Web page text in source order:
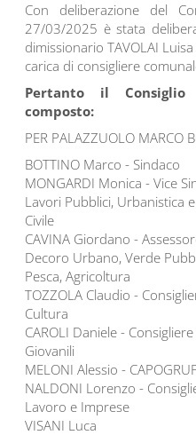
Con deliberazione del
27/03/2025 è stata
dimissionario TAVOLAI
carica di consigliere
Pertanto il
composto:
PER PALAZZUOLO MARCO
BOTTINO Marco - Sindaco
MONGARDI Monica - Vice
Lavori Pubblici, Urbanistica
Civile
CAVINA Giordano -
Decoro Urbano, Verde
Pesca, Agricoltura
TOZZOLA Claudio -
Cultura
CAROLI Daniele -
Giovanili
MELONI Alessio -
NALDONI Lorenzo -
Lavoro e Imprese
VISANI Luca